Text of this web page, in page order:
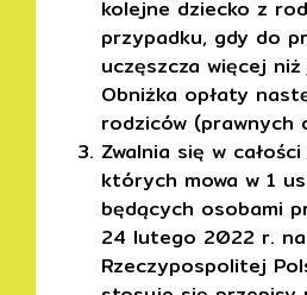
kolejne dziecko z
przypadku, gdy do
uczęszcza więcej
Obniżka opłaty
rodziców (prawnych
Zwalnia się w
których mowa w 1
będących osobami
24 lutego 2022 r.
Rzeczypospolitej